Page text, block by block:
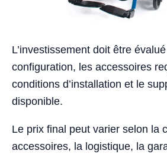
L’investissement doit être
configuration, les accessoires
conditions d’installation et le
disponible.
Le prix final peut varier selon la
accessoires, la logistique, la